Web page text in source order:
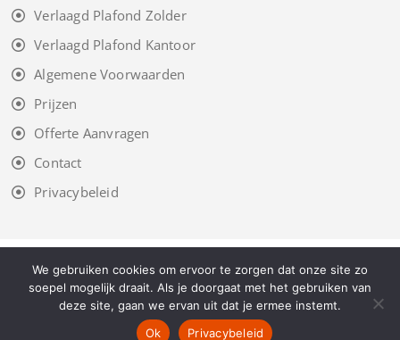
Verlaagd Plafond Zolder
Verlaagd Plafond Kantoor
Algemene Voorwaarden
Prijzen
Offerte Aanvragen
Contact
Privacybeleid
Copyright © 2026 Verlaagdplafondplaatsen . Alle Rechten
Voorbehouden
We gebruiken cookies om ervoor te zorgen dat onze site zo
soepel mogelijk draait. Als je doorgaat met het gebruiken van
deze site, gaan we ervan uit dat je ermee instemt.
Ok
Privacybeleid